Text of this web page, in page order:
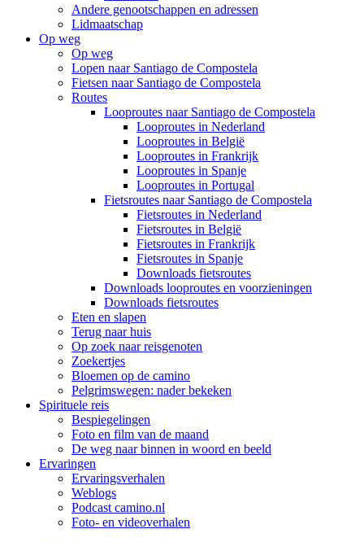
Andere genootschappen en adressen
Lidmaatschap
Op weg
Op weg
Lopen naar Santiago de Compostela
Fietsen naar Santiago de Compostela
Routes
Looproutes naar Santiago de Compostela
Looproutes in Nederland
Looproutes in België
Looproutes in Frankrijk
Looproutes in Spanje
Looproutes in Portugal
Fietsroutes naar Santiago de Compostela
Fietsroutes in Nederland
Fietsroutes in België
Fietsroutes in Frankrijk
Fietsroutes in Spanje
Downloads fietsroutes
Downloads looproutes en voorzieningen
Downloads fietsroutes
Eten en slapen
Terug naar huis
Op zoek naar reisgenoten
Zoekertjes
Bloemen op de camino
Pelgrimswegen: nader bekeken
Spirituele reis
Bespiegelingen
Foto en film van de maand
De weg naar binnen in woord en beeld
Ervaringen
Ervaringsverhalen
Weblogs
Podcast camino.nl
Foto- en videoverhalen